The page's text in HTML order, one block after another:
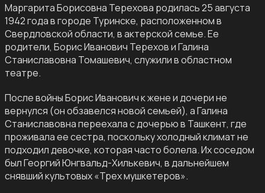
Маргарита Борисовна Терехова родилась 25 августа
1942 года в городе Туринске, расположенном в
Свердловской области, в актерской семье. Ее
родители, Борис Иванович Терехов и Галина
Станиславовна Томашевич, служили в областном
театре.
После войны Борис Иванович к жене и дочери не
вернулся (он обзавелся новой семьей), а Галина
Станиславовна переехала с дочерью в Ташкент, где
проживала ее сестра, поскольку холодный климат не
подходил девочке, которая часто болела. Их соседом
был Георгий Юнгвальд-Хилькевич, в дальнейшем
снявший культовых «Трех мушкетеров».